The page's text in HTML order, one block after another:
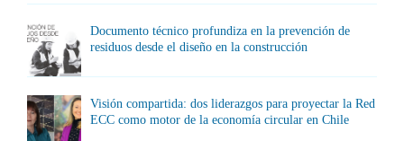
Documento técnico profundiza en la prevención de
residuos desde el diseño en la construcción
Visión compartida: dos liderazgos para proyectar la Red
ECC como motor de la economía circular en Chile